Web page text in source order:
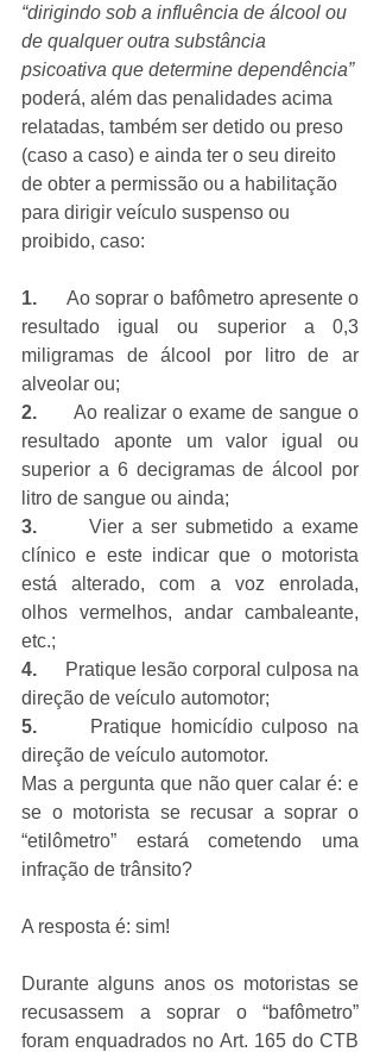
“dirigindo sob a influência de álcool ou
de qualquer outra substância
psicoativa que determine dependência”
poderá, além das penalidades acima
relatadas, também ser detido ou preso
(caso a caso) e ainda ter o seu direito
de obter a permissão ou a habilitação
para dirigir veículo suspenso ou
proibido, caso:
1. Ao soprar o bafômetro apresente o
resultado igual ou superior a 0,3
miligramas de álcool por litro de ar
alveolar ou;
2. Ao realizar o exame de sangue o
resultado aponte um valor igual ou
superior a 6 decigramas de álcool por
litro de sangue ou ainda;
3. Vier a ser submetido a exame
clínico e este indicar que o motorista
está alterado, com a voz enrolada,
olhos vermelhos, andar cambaleante,
etc.;
4.
Pratique lesão corporal culposa na
direção de veículo automotor;
5. Pratique homicídio culposo na
direção de veículo automotor.
Mas a pergunta que não quer calar é: e
se o motorista se recusar a soprar o
“etilômetro” estará cometendo uma
infração de trânsito?
A resposta é: sim!
Durante alguns anos os motoristas se
recusassem a soprar o “bafômetro”
foram enquadrados no Art. 165 do CTB